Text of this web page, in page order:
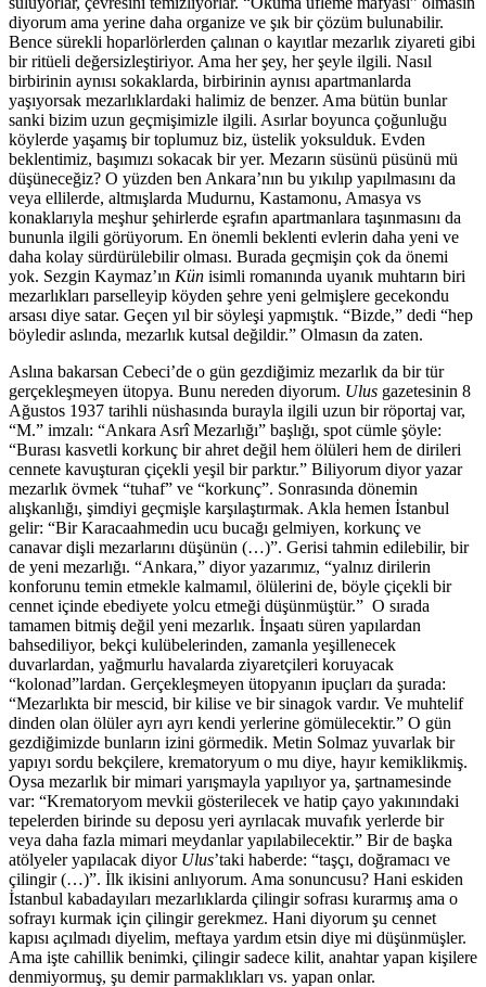
diyorum ama yerine daha organize ve şık bir çözüm bulunabilir.
Bence sürekli hoparlörlerden çalınan o kayıtlar mezarlık ziyareti gibi
bir ritüeli değersizleştiriyor. Ama her şey, her şeyle ilgili. Nasıl
birbirinin aynısı sokaklarda, birbirinin aynısı apartmanlarda
yaşıyorsak mezarlıklardaki halimiz de benzer. Ama bütün bunlar
sanki bizim uzun geçmişimizle ilgili. Asırlar boyunca çoğunluğu
köylerde yaşamış bir toplumuz biz, üstelik yoksulduk. Evden
beklentimiz, başımızı sokacak bir yer. Mezarın süsünü püsünü mü
düşüneceğiz? O yüzden ben Ankara’nın bu yıkılıp yapılmasını da
veya ellilerde, altmışlarda Mudurnu, Kastamonu, Amasya vs
konaklarıyla meşhur şehirlerde eşrafın apartmanlara taşınmasını da
bununla ilgili görüyorum. En önemli beklenti evlerin daha yeni ve
daha kolay sürdürülebilir olması. Burada geçmişin çok da önemi
yok. Sezgin Kaymaz’ın Kün isimli romanında uyanık muhtarın biri
mezarlıkları parselleyip köyden şehre yeni gelmişlere gecekondu
arsası diye satar. Geçen yıl bir söyleşi yapmıştık. “Bizde,” dedi “hep
böyledir aslında, mezarlık kutsal değildir.” Olmasın da zaten.
Aslına bakarsan Cebeci’de o gün gezdiğimiz mezarlık da bir tür
gerçekleşmeyen ütopya. Bunu nereden diyorum. Ulus gazetesinin 8
Ağustos 1937 tarihli nüshasında burayla ilgili uzun bir röportaj var,
“M.” imzalı: “Ankara Asrî Mezarlığı” başlığı, spot cümle şöyle:
“Burası kasvetli korkunç bir ahret değil hem ölüleri hem de dirileri
cennete kavuşturan çiçekli yeşil bir parktır.” Biliyorum diyor yazar
mezarlık övmek “tuhaf” ve “korkunç”. Sonrasında dönemin
alışkanlığı, şimdiyi geçmişle karşılaştırmak. Akla hemen İstanbul
gelir: “Bir Karacaahmedin ucu bucağı gelmiyen, korkunç ve
canavar dişli mezarlarını düşünün (…)”. Gerisi tahmin edilebilir, bir
de yeni mezarlığı. “Ankara,” diyor yazarımız, “yalnız dirilerin
konforunu temin etmekle kalmamıl, ölülerini de, böyle çiçekli bir
cennet içinde ebediyete yolcu etmeği düşünmüştür.” O sırada
tamamen bitmiş değil yeni mezarlık. İnşaatı süren yapılardan
bahsediliyor, bekçi kulübelerinden, zamanla yeşillenecek
duvarlardan, yağmurlu havalarda ziyaretçileri koruyacak
“kolonad”lardan. Gerçekleşmeyen ütopyanın ipuçları da şurada:
“Mezarlıkta bir mescid, bir kilise ve bir sinagok vardır. Ve muhtelif
dinden olan ölüler ayrı ayrı kendi yerlerine gömülecektir.” O gün
gezdiğimizde bunların izini görmedik. Metin Solmaz yuvarlak bir
yapıyı sordu bekçilere, krematoryum o mu diye, hayır kemiklikmiş.
Oysa mezarlık bir mimari yarışmayla yapılıyor ya, şartnamesinde
var: “Krematoryom mevkii gösterilecek ve hatip çayo yakınındaki
tepelerden birinde su deposu yeri ayrılacak muvafık yerlerde bir
veya daha fazla mimari meydanlar yapılabilecektir.” Bir de başka
atölyeler yapılacak diyor Ulus’taki haberde: “taşçı, doğramacı ve
çilingir (…)”. İlk ikisini anlıyorum. Ama sonuncusu? Hani eskiden
İstanbul kabadayıları mezarlıklarda çilingir sofrası kurarmış ama o
sofrayı kurmak için çilingir gerekmez. Hani diyorum şu cennet
kapısı açılmadı diyelim, meftaya yardım etsin diye mi düşünmüşler.
Ama işte cahillik benimki, çilingir sadece kilit, anahtar yapan kişilere
denmiyormuş, şu demir parmaklıkları vs. yapan onlar.